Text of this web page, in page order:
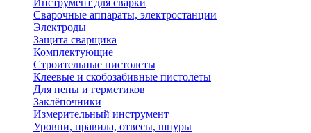
Инструмент для сварки
Сварочные аппараты, электростанции
Электроды
Защита сварщика
Комплектующие
Строительные пистолеты
Клеевые и скобозабивные пистолеты
Для пены и герметиков
Заклёпочники
Измерительный инструмент
Уровни, правила, отвесы, шнуры